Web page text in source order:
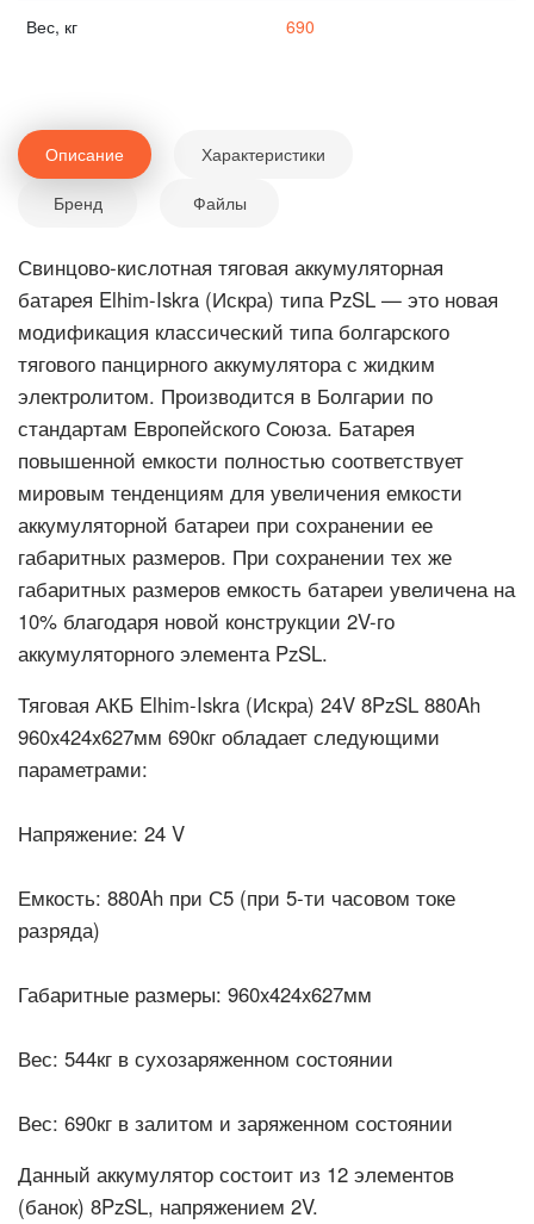
Вес, кг 690
Описание Характеристики
Бренд Файлы
Свинцово-кислотная тяговая аккумуляторная
батарея Elhim-Iskra (Искра) типа PzSL — это новая
модификация классический типа болгарского
тягового панцирного аккумулятора с жидким
электролитом. Производится в Болгарии по
стандартам Европейского Союза. Батарея
повышенной емкости полностью соответствует
мировым тенденциям для увеличения емкости
аккумуляторной батареи при сохранении ее
габаритных размеров. При сохранении тех же
габаритных размеров емкость батареи увеличена на
10% благодаря новой конструкции 2V-го
аккумуляторного элемента PzSL.
Тяговая АКБ Elhim-Iskra (Искра) 24V 8PzSL 880Ah
960x424x627мм 690кг обладает следующими
параметрами:
Напряжение: 24 V
Емкость: 880Ah при С5 (при 5-ти часовом токе
разряда)
Габаритные размеры: 960x424x627мм
Вес: 544кг в сухозаряженном состоянии
Вес: 690кг в залитом и заряженном состоянии
Данный аккумулятор состоит из 12 элементов
(банок) 8PzSL, напряжением 2V.